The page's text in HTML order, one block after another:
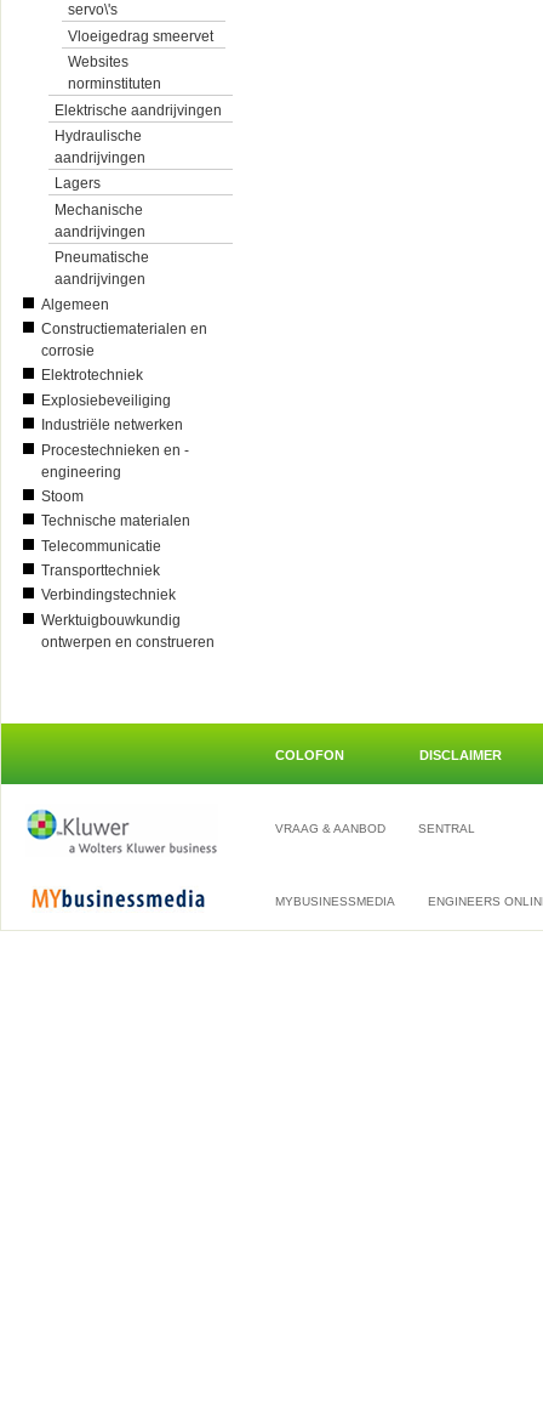
servo\'s
Vloeigedrag smeervet
Websites
norminstituten
Elektrische aandrijvingen
Hydraulische
aandrijvingen
Lagers
Mechanische
aandrijvingen
Pneumatische
aandrijvingen
Algemeen
Constructiematerialen en
corrosie
Elektrotechniek
Explosiebeveiliging
Industriële netwerken
Procestechnieken en -
engineering
Stoom
Technische materialen
Telecommunicatie
Transporttechniek
Verbindingstechniek
Werktuigbouwkundig
ontwerpen en construeren
COLOFON DISCLAIMER
VRAAG & AANBOD SENTRAL
MYBUSINESSMEDIA ENGINEERS